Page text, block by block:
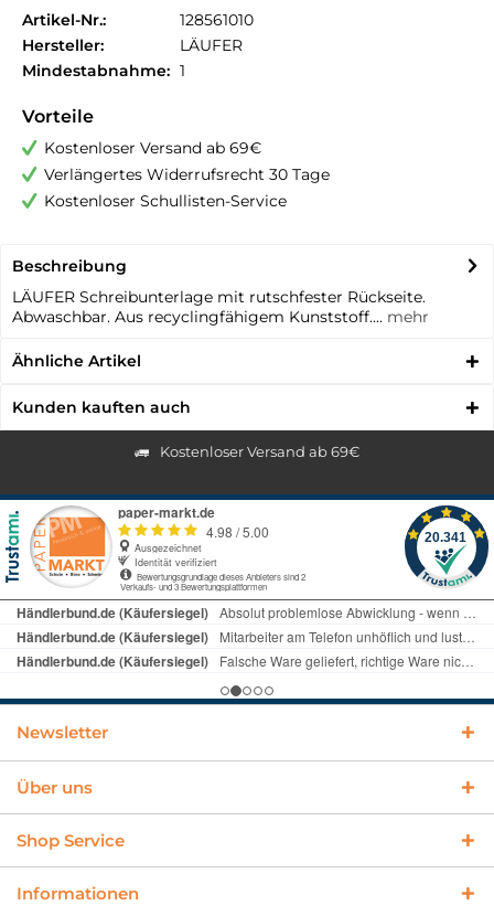
Artikel-Nr.:
128561010
Hersteller:
LÄUFER
Mindestabnahme: 1
Vorteile
Kostenloser Versand ab 69€
Verlängertes Widerrufsrecht 30 Tage
Kostenloser Schullisten-Service
Beschreibung
LÄUFER Schreibunterlage mit rutschfester Rückseite.
Abwaschbar. Aus recyclingfähigem Kunststoff.... mehr
Ähnliche Artikel
Kunden kauften auch
Kostenloser Versand ab 69€
Newsletter
Über uns
Shop Service
Informationen